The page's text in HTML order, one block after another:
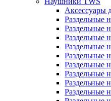
Аксессуары
Раздельные
Раздельные
Раздельные
Раздельные
Раздельные
Раздельные
Раздельные
Раздельные
Раздельные